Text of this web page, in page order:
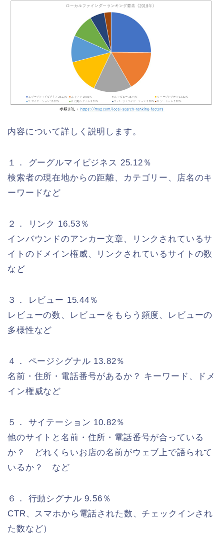
内容について詳しく説明します。
１． グーグルマイビジネス 25.12％
検索者の現在地からの距離、カテゴリー、店名のキ
ーワードなど
２． リンク 16.53％
インバウンドのアンカー文章、リンクされているサ
イトのドメイン権威、リンクされているサイトの数
など
３． レビュー 15.44％
レビューの数、レビューをもらう頻度、レビューの
多様性など
４． ページシグナル 13.82％
名前・住所・電話番号があるか？ キーワード、ドメ
イン権威など
５． サイテーション 10.82％
他のサイトと名前・住所・電話番号が合っている
か？ どれくらいお店の名前がウェブ上で語られて
いるか？ など
６． 行動シグナル 9.56％
CTR、スマホから電話された数、チェックインされ
た数など）